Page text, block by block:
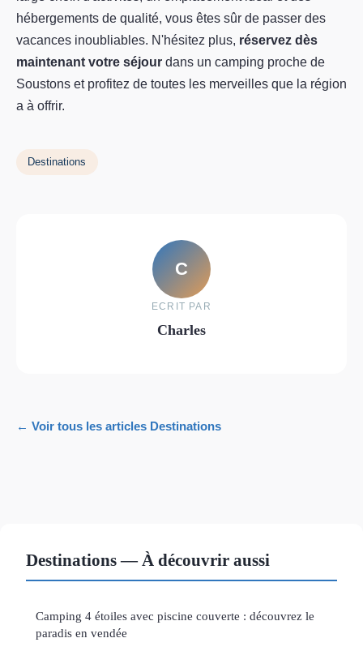
hébergements de qualité, vous êtes sûr de passer des
vacances inoubliables. N'hésitez plus, réservez dès
maintenant votre séjour dans un camping proche de
Soustons et profitez de toutes les merveilles que la région
a à offrir.
Destinations
C
ECRIT PAR
Charles
← Voir tous les articles Destinations
Destinations — À découvrir aussi
Camping 4 étoiles avec piscine couverte : découvrez le
paradis en vendée